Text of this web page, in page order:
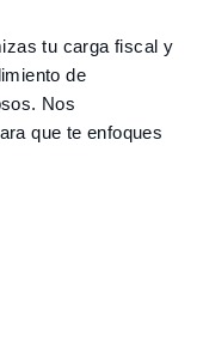
tu carga fiscal y
de
Nos
que te enfoques